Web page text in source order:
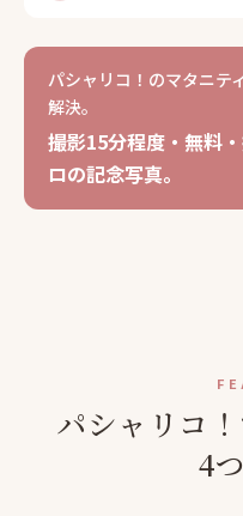
パシャリコ！のマタニテ
解決。
撮影15分程度・無料
ロの記念写真。
パシャリコ
4